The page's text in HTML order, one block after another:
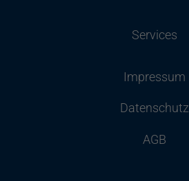
Services
Impressum
Datenschutz
AGB